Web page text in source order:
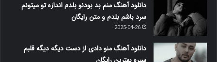
دانلود آهنگ منم بد بودنو بلدم اندازه تو میتونم
سرد باشم بلدم و متن رایگان
2025-04-26
دانلود آهنگ منو دادی از دست دیگه دیگه قلبم